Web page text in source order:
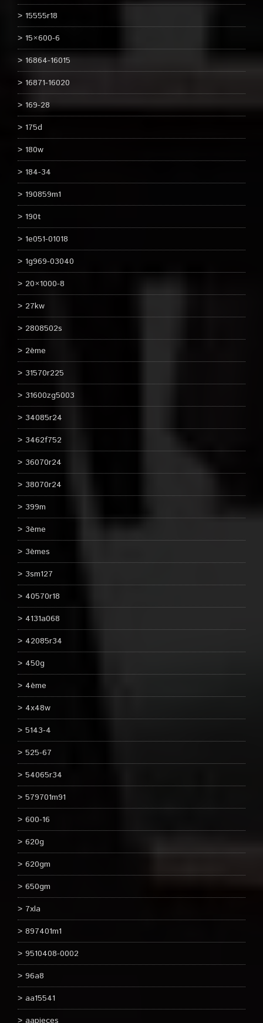
15555r18
15×600-6
16864-16015
16871-16020
169-28
175d
180w
184-34
190859m1
190t
1e051-01018
1g969-03040
20×1000-8
27kw
2808502s
2ème
31570r225
31600zg5003
34085r24
3462f752
36070r24
38070r24
399m
3ème
3èmes
3sm127
40570r18
4131a068
42085r34
450g
4ème
4x48w
5143-4
525-67
54065r34
579701m91
600-16
620g
620gm
650gm
7xla
897401m1
9510408-0002
96a8
aa15541
aapieces